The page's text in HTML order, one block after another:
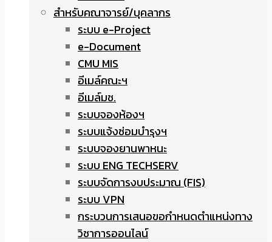
สำหรับคณาจารย์/บุคลากร
ระบบ e-Project
e-Document
CMU MIS
อีเมล์คณะฯ
อีเมล์มช.
ระบบจองห้องฯ
ระบบแจ้งซ่อมบำรุงฯ
ระบบจองยานพาหนะ
ระบบ ENG TECHSERV
ระบบจัดการงบประมาณ (FIS)
ระบบ VPN
กระบวนการเสนอขอกำหนดตำแหน่งทาง
วิชาการออนไลน์